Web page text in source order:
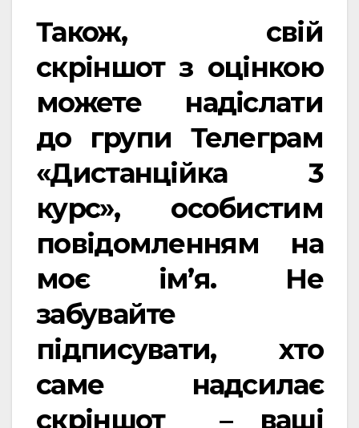
Також, свій
скріншот з оцінкою
можете надіслати
до групи Телеграм
«Дистанційка 3
курс», особистим
повідомленням на
моє ім’я. Не
забувайте
підписувати, хто
саме надсилає
скріншот – ваші